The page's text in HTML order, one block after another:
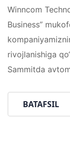
Winncom
Business”
rivojlanishiga
Sammitda
BATAFSIL